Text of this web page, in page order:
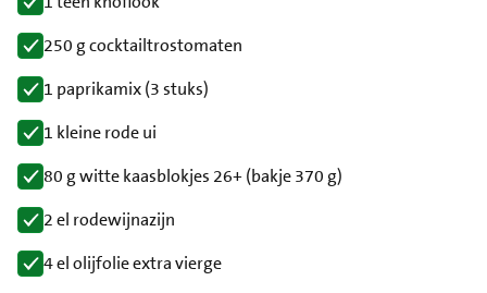
250 g cocktailtrostomaten
1 paprikamix (3 stuks)
1 kleine rode ui
80 g witte kaasblokjes 26+ (bakje 370 g)
2 el rodewijnazijn
4 el olijfolie extra vierge